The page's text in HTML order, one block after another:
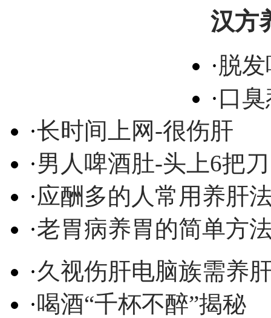
汉方
·脱
·口
·长时间上网-很伤肝
·男人啤酒肚-头上6把刀
·应酬多的人常用养肝
·老胃病养胃的简单方
·久视伤肝电脑族需养
·喝酒“千杯不醉”揭秘